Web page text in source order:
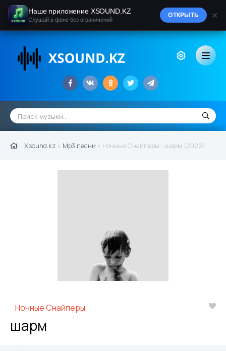
Xsound.kz » Mp3 песни » Ночные Снайперы - шарм (2022)
Ночные Снайперы
шарм
Наше приложение XSOUND.KZ
Слушай в фоне без ограничений
ОТКРЫТЬ ×